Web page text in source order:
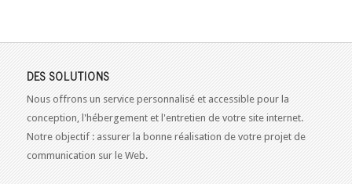
DES SOLUTIONS
Nous offrons un service personnalisé et accessible pour la
conception, l'hébergement et l'entretien de votre site internet.
Notre objectif : assurer la bonne réalisation de votre projet de
communication sur le Web.